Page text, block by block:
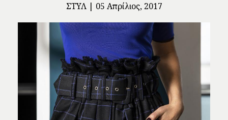
ΣΤΥΛ 05 Απρίλιος, 2017